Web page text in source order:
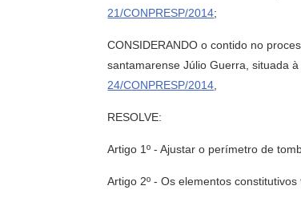
21/CONPRESP/2014;
CONSIDERANDO o contido no
santamarense Júlio Guerra, situada
24/CONPRESP/2014
RESOLVE:
Artigo 1º - Ajustar o perímetro de
Artigo 2º - Os elementos